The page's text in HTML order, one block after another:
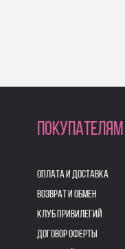
ПОКУПАТЕЛЯМ
ОПЛАТА И ДОСТАВКА
ВОЗВРАТ И ОБМЕН
КЛУБ ПРИВИЛЕГИЙ
ДОГОВОР ОФЕРТЫ